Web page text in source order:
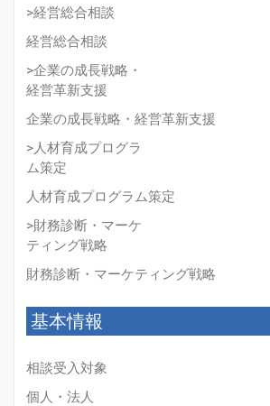
>経営総合相談
経営総合相談
>企業の成長戦略・
経営革新支援
企業の成長戦略・経営革新支援
>人材育成プログラ
ム策定
人材育成プログラム策定
>財務診断・マーケ
ティング戦略
財務診断・マーケティング戦略
基本情報
相談受入対象
個人・法人